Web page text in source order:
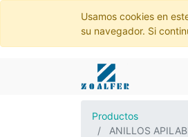
Usamos cookies en
su navegador. Si
Productos
ANILLOS